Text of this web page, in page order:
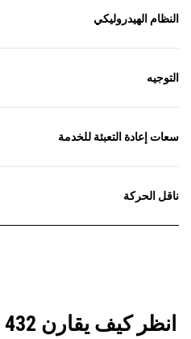
النظام الهيدروليكي
التوجيه
سعات إعادة التعبئة للخدمة
ناقل الحركة